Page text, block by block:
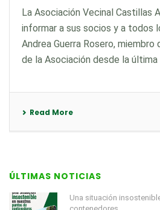
La Asociación Vecinal Castillas
informar a sus socios y a todos
Andrea Guerra Rosero,
de la Asociación desde la última
Read More
ÚLTIMAS NOTICIAS
Una situación